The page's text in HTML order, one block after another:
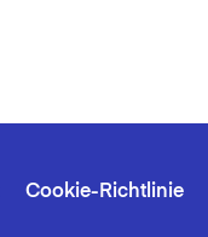
Cookie-Richtlinie